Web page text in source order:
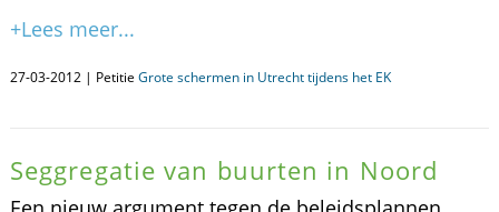
+Lees meer...
27-03-2012 | Petitie Grote schermen in Utrecht tijdens het EK
Seggregatie van buurten in Noord